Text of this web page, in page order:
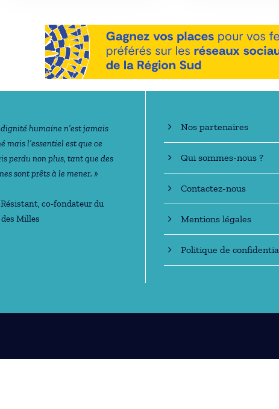
humaine n’est jamais
mais l’essentiel est que ce
perdu non plus, tant que des
sont prêts à le mener. »
co-fondateur du
Milles
En savoir +
Nos partenaires
Qui sommes-nous ?
Contactez-nous
Mentions légales
Politique de